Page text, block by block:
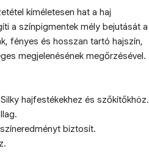
kíméletesen hat a haj
a színpigmentek mély bejutását a
fényes és hosszan tartó hajszín,
megjelenésének megőrzésével.
hajfestékekhez és szőkítőkhöz.
biztosít.